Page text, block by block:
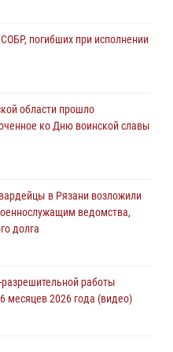
погибших при исполнении
работы
месяцев 2026 года (видео)
2026 года
погибших при исполнении
области прошло
ко Дню воинской славы
в Рязани возложили
ведомства,
долга
работы
месяцев 2026 года (видео)